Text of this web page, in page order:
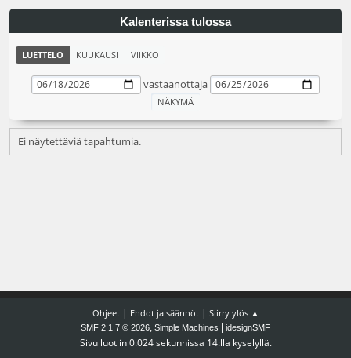
Kalenterissa tulossa
LUETTELO KUUKAUSI VIIKKO
vastaanottaja
Ei näytettäviä tapahtumia.
Ohjeet| Ehdot ja säännöt| Siirry ylös ▲
SMF 2.1.7 © 2026, Simple Machines idesignSMF
Sivu luotiin 0.024 sekunnissa 14:lla kyselyllä.